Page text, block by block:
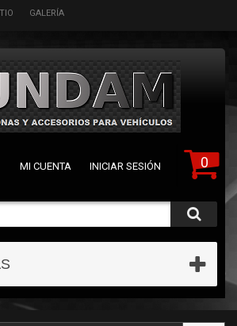
GALERÍA
0
MI CUENTA INICIAR SESIÓN